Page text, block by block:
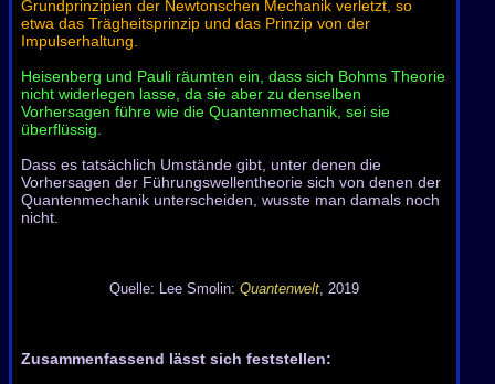
Grundprinzipien der Newtonschen Mechanik verletzt, so
etwa das Trägheitsprinzip und das Prinzip von der
Impulserhaltung.
Heisenberg und Pauli räumten ein, dass sich Bohms Theorie
nicht widerlegen lasse, da sie aber zu denselben
Vorhersagen führe wie die Quantenmechanik, sei sie
überflüssig.
Dass es tatsächlich Umstände gibt, unter denen die
Vorhersagen der Führungswellentheorie sich von denen der
Quantenmechanik unterscheiden, wusste man damals noch
nicht.
Quelle: Lee Smolin: Quantenwelt, 2019
Zusammenfassend lässt sich feststellen: